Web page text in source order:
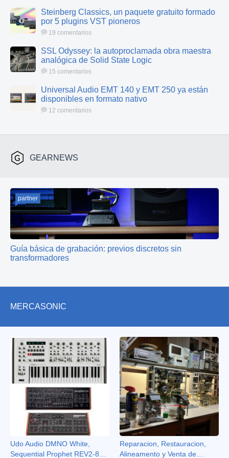
Steinberg Classics, un paquete gratuito formado
por 5 plugins VST pioneros
19 comentarios
SSL Odyssey: la autoproclamada obra maestra
analógica de Solid State Logic
15 comentarios
Universal Audio EMT 140 y EMT 250 ya están
disponibles en formato nativo
12 comentarios
GEARNEWS
partner
Guía básica de grabación: previos discretos sin
transformadores
MERCASONIC
Udo Audio DMNO White,
Sequential Prophet REV2-8
Reparacion, Restauracion,
Alineamento y Venta de